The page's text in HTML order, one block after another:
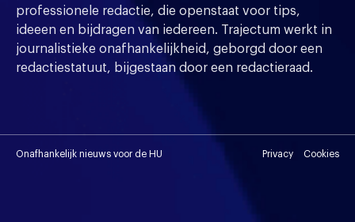
professionele redactie, die openstaat voor tips,
ideeen en bijdragen van iedereen. Trajectum werkt in
journalistieke onafhankelijkheid, geborgd door een
redactiestatuut, bijgestaan door een redactieraad.
Onafhankelijk nieuws voor de HU Privacy Cookies